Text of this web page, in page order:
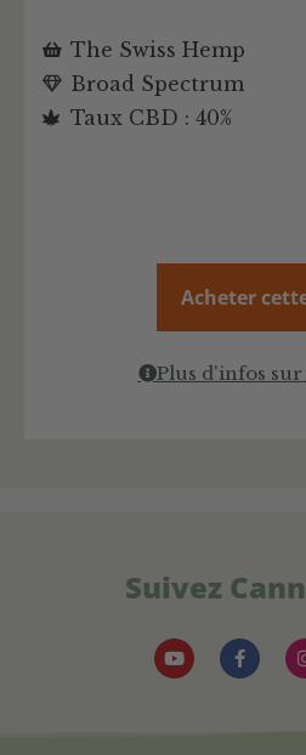
The Swiss Hemp
Broad Spectrum
Taux CBD : 40%
Acheter
Plus d'infos
Suivez